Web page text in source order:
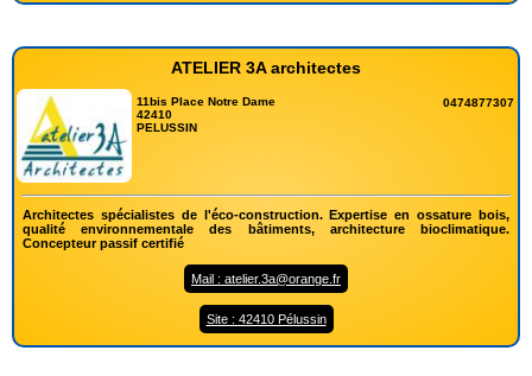
ATELIER 3A architectes
11bis Place Notre Dame
42410
PELUSSIN
0474877307
Architectes spécialistes de l'éco-construction. Expertise en ossature bois,
qualité environnementale des bâtiments, architecture bioclimatique.
Concepteur passif certifié
Mail : atelier.3a@orange.fr
Site : 42410 Pélussin